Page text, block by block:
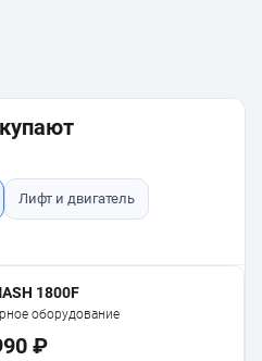
Лифт и двигатель
1800F
оборудование
₽